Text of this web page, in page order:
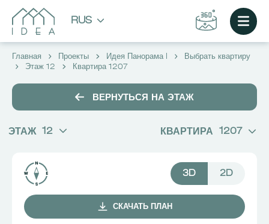
RUS
Главная Проекты Идея Панорама I
Выбрать квартиру
Этаж 12
Квартира 1207
ВЕРНУТЬСЯ НА ЭТАЖ
ЭТАЖ 12 КВАРТИРА 1207
СКАЧАТЬ ПЛАН
3D 2D